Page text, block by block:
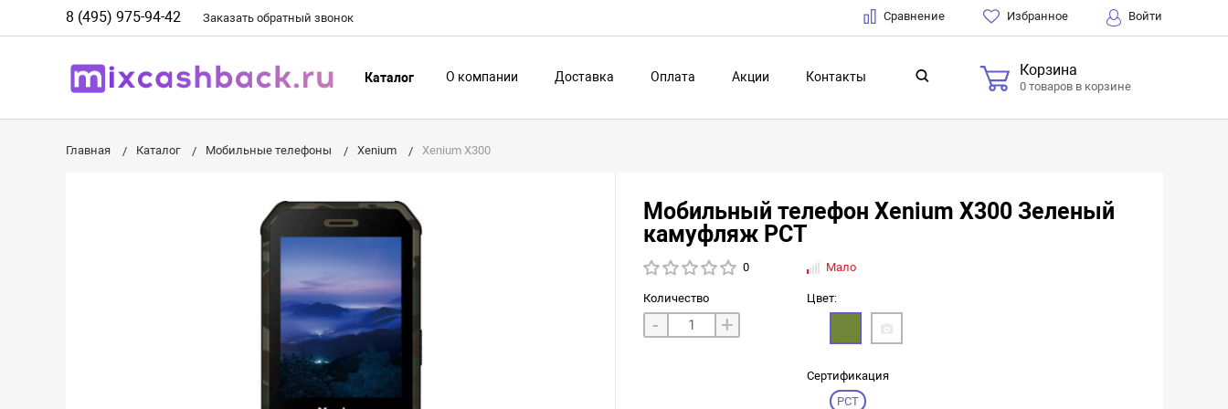
8 (495) 975-94-42 Заказать обратный звонок Сравнение Избранное Войти
Каталог О компании Доставка Оплата Акции Контакты Корзина
0 товаров в корзине
Главная Каталог Мобильные телефоны Xenium Xenium X300
Мобильный телефон Xenium X300 Зеленый
камуфляж РСТ
0 Мало
Количество
- +
Цвет:
Сертификация
РСТ